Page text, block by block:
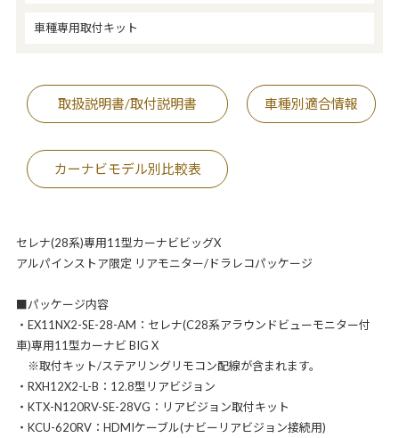
車種専用取付キット
取扱説明書/取付説明書 車種別適合情報
カーナビモデル別比較表
セレナ(28系)専用11型カーナビビッグX
アルパインストア限定 リアモニター/ドラレコパッケージ
■パッケージ内容
・EX11NX2-SE-28-AM：セレナ(C28系アラウンドビューモニター付
車)専用11型カーナビ BIG X
※取付キット/ステアリングリモコン配線が含まれます。
・RXH12X2-L-B：12.8型リアビジョン
・KTX-N120RV-SE-28VG：リアビジョン取付キット
・KCU-620RV：HDMIケーブル(ナビーリアビジョン接続用)